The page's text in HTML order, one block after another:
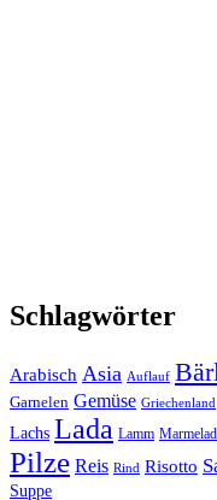
Schlagwörter
Arabisch Asia Auflauf
Garnelen Gemüse Griechenland
Lachs Lada Lamm
Pilze Reis Rind Risotto
Suppe